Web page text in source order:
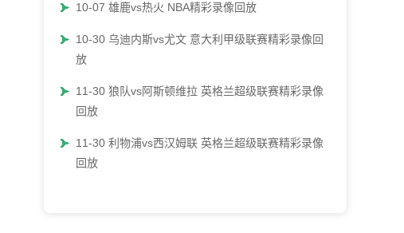
10-07 雄鹿vs热火 NBA精彩录像回放
10-30 乌迪内斯vs尤文 意大利甲级联赛精彩录像回
放
11-30 狼队vs阿斯顿维拉 英格兰超级联赛精彩录像
回放
11-30 利物浦vs西汉姆联 英格兰超级联赛精彩录像
回放